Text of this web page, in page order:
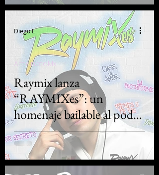
Raymix lanza
“RAYMIXes”: un
homenaje bailable al poder
de la cumbia
AmanotaMx
Diego L